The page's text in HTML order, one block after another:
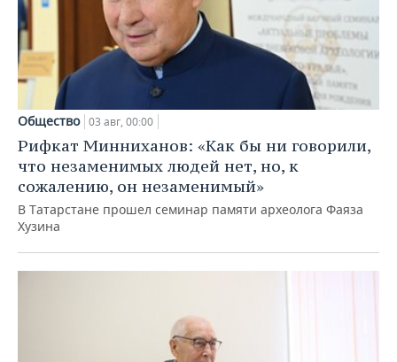
Общество 03 авг, 00:00
Рифкат Минниханов: «Как бы ни говорили,
что незаменимых людей нет, но, к
сожалению, он незаменимый»
В Татарстане прошел семинар памяти археолога Фаяза
Хузина